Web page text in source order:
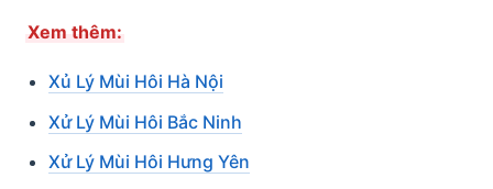
Xem thêm:
Xủ Lý Mùi Hôi Hà Nội
Xử Lý Mùi Hôi Bắc Ninh
Xử Lý Mùi Hôi Hưng Yên